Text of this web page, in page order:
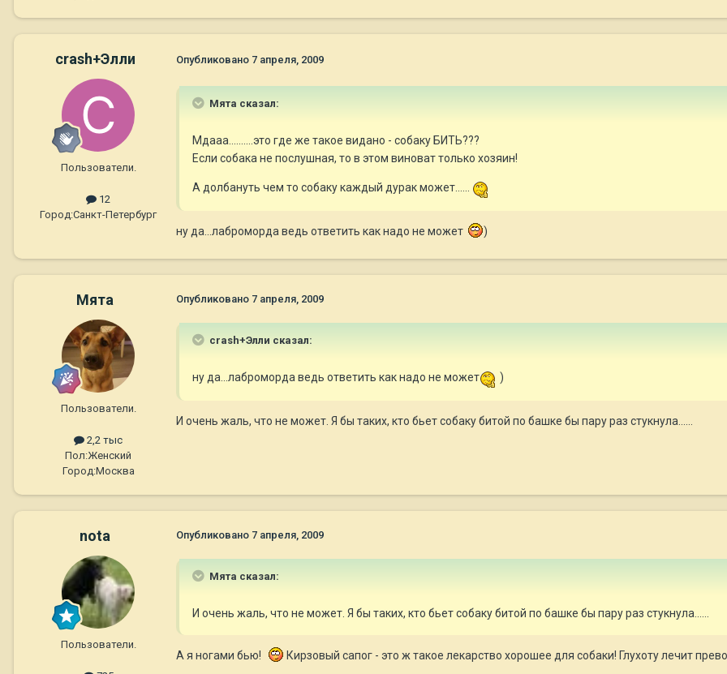
crash+Элли
Пользователи.
12
Город:Санкт-Петербург
Опубликовано 7 апреля, 2009
Мята сказал:
Мдааа..........это где же такое видано - собаку БИТЬ???
Если собака не послушная, то в этом виноват только хозяин!
А долбануть чем то собаку каждый дурак может......
ну да...лаброморда ведь ответить как надо не может )
Мята
Пользователи.
2,2 тыс
Пол:Женский
Город:Москва
Опубликовано 7 апреля, 2009
crash+Элли сказал:
ну да...лаброморда ведь ответить как надо не может )
И очень жаль, что не может. Я бы таких, кто бьет собаку битой по башке бы пару раз стукнула......
nota
Пользователи.
Опубликовано 7 апреля, 2009
Мята сказал:
И очень жаль, что не может. Я бы таких, кто бьет собаку битой по башке бы пару раз стукнула......
А я ногами бью! Кирзовый сапог - это ж такое лекарство хорошее для собаки! Глухоту лечит